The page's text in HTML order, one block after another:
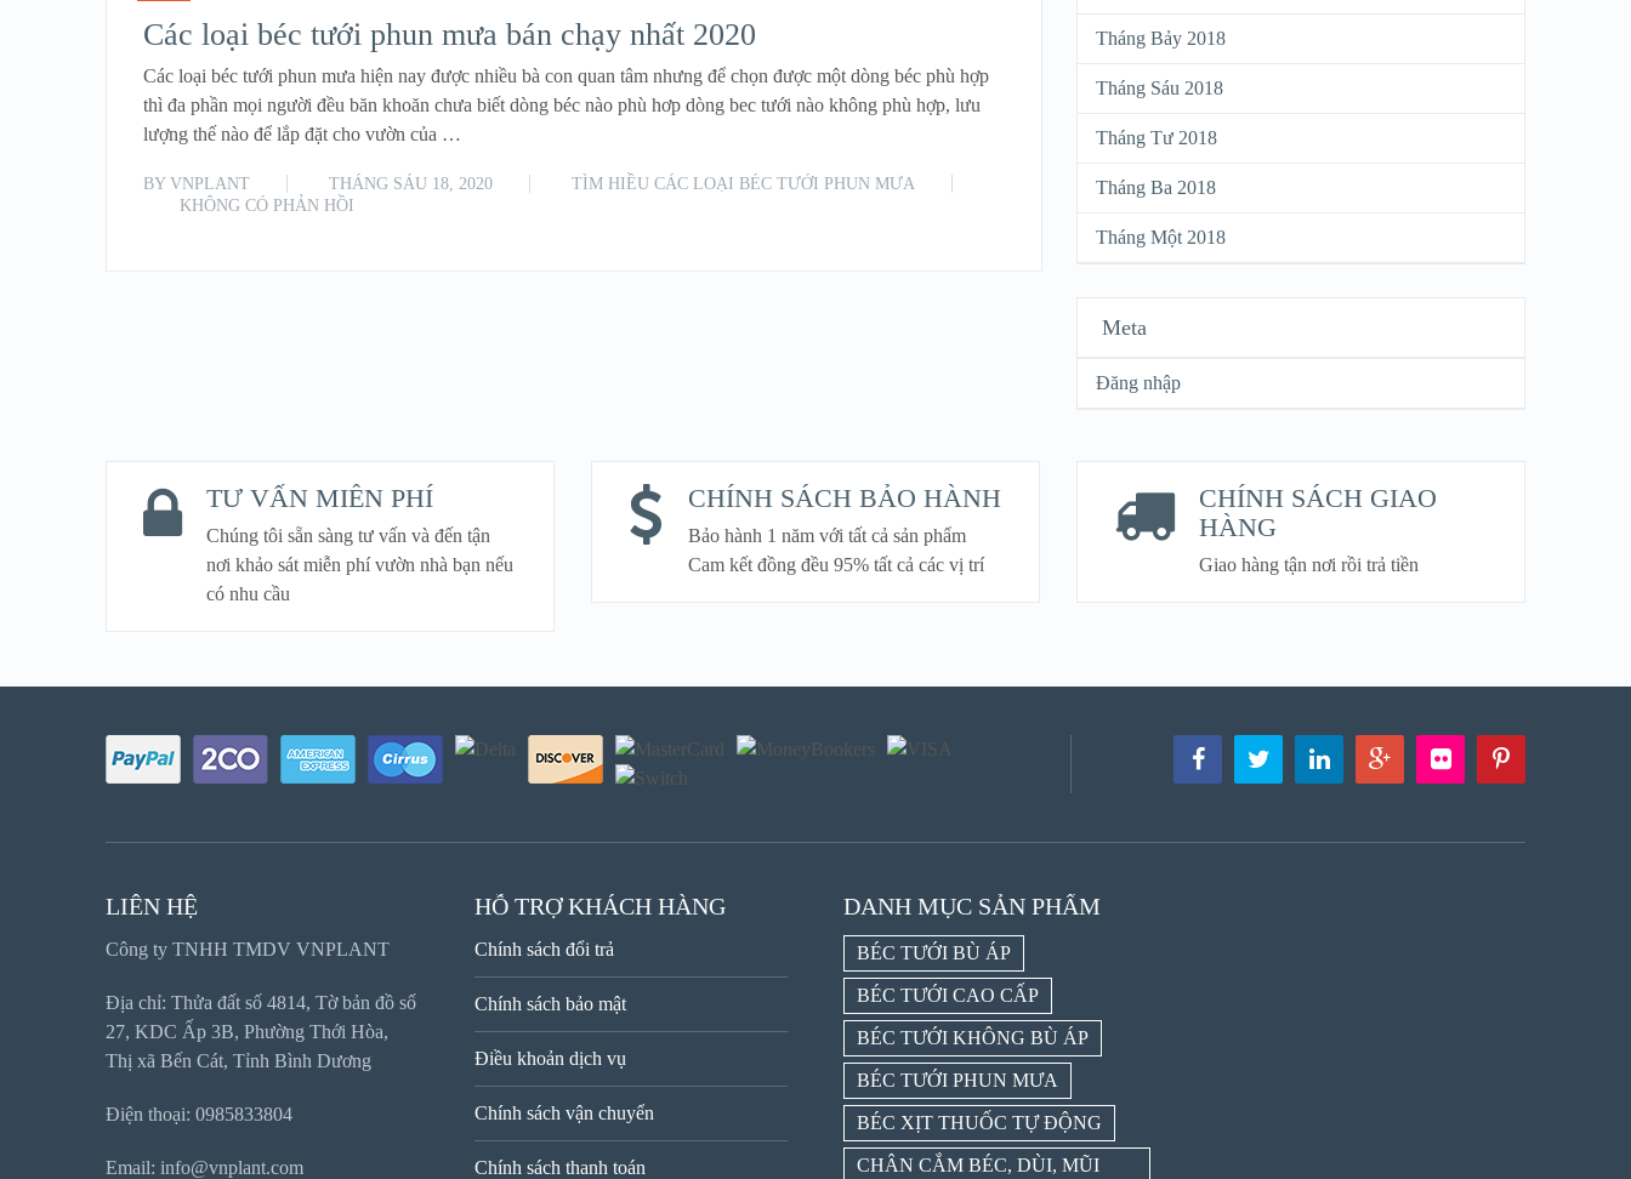
Các loại béc tưới phun mưa bán chạy nhất 2020
Các loại béc tưới phun mưa hiện nay được nhiều bà con quan tâm nhưng để chọn được một dòng béc phù hợp
thì đa phần mọi người đều băn khoăn chưa biết dòng béc nào phù hơp dòng bec tưới nào không phù hợp, lưu
lượng thế nào để lắp đặt cho vườn của …
BYVNPLANT THÁNG SÁU 18, 2020
TÌM HIỀU CÁC LOẠI BÉC TƯỚI PHUN MƯA
KHÔNG CÓ PHẢN HỒI
Tháng Bảy 2018
Tháng Sáu 2018
Tháng Tư 2018
Tháng Ba 2018
Tháng Một 2018
Meta
Đăng nhập
TƯ VẤN MIỄN PHÍ
Chúng tôi sẵn sàng tư vấn và đến tận
nơi khảo sát miễn phí vườn nhà bạn nếu
có nhu cầu
CHÍNH SÁCH BẢO HÀNH
Bảo hành 1 năm với tất cả sản phẩm
Cam kết đồng đều 95% tất cả các vị trí
CHÍNH SÁCH GIAO
HÀNG
Giao hàng tận nơi rồi trả tiền
LIÊN HỆ
Công ty TNHH TMDV VNPLANT
Địa chỉ: Thửa đất số 4814, Tờ bản đồ số
27, KDC Ấp 3B, Phường Thới Hòa,
Thị xã Bến Cát, Tỉnh Bình Dương
Điện thoại: 0985833804
Email: info@vnplant.com
HỖ TRỢ KHÁCH HÀNG
Chính sách đổi trả
Chính sách bảo mật
Điều khoản dịch vụ
Chính sách vận chuyển
Chính sách thanh toán
DANH MỤC SẢN PHẨM
BÉC TƯỚI BÙ ÁP
BÉC TƯỚI CAO CẤP
BÉC TƯỚI KHÔNG BÙ ÁP
BÉC TƯỚI PHUN MƯA
BÉC XỊT THUỐC TỰ ĐỘNG
CHÂN CẮM BÉC, DÙI, MŨI